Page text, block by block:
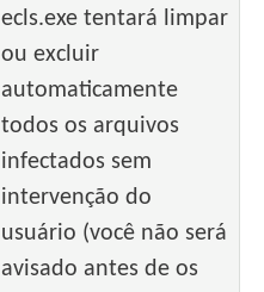
ecls.exe tentará limpar
ou excluir
automaticamente
todos os arquivos
infectados sem
intervenção do
usuário (você não será
avisado antes de os